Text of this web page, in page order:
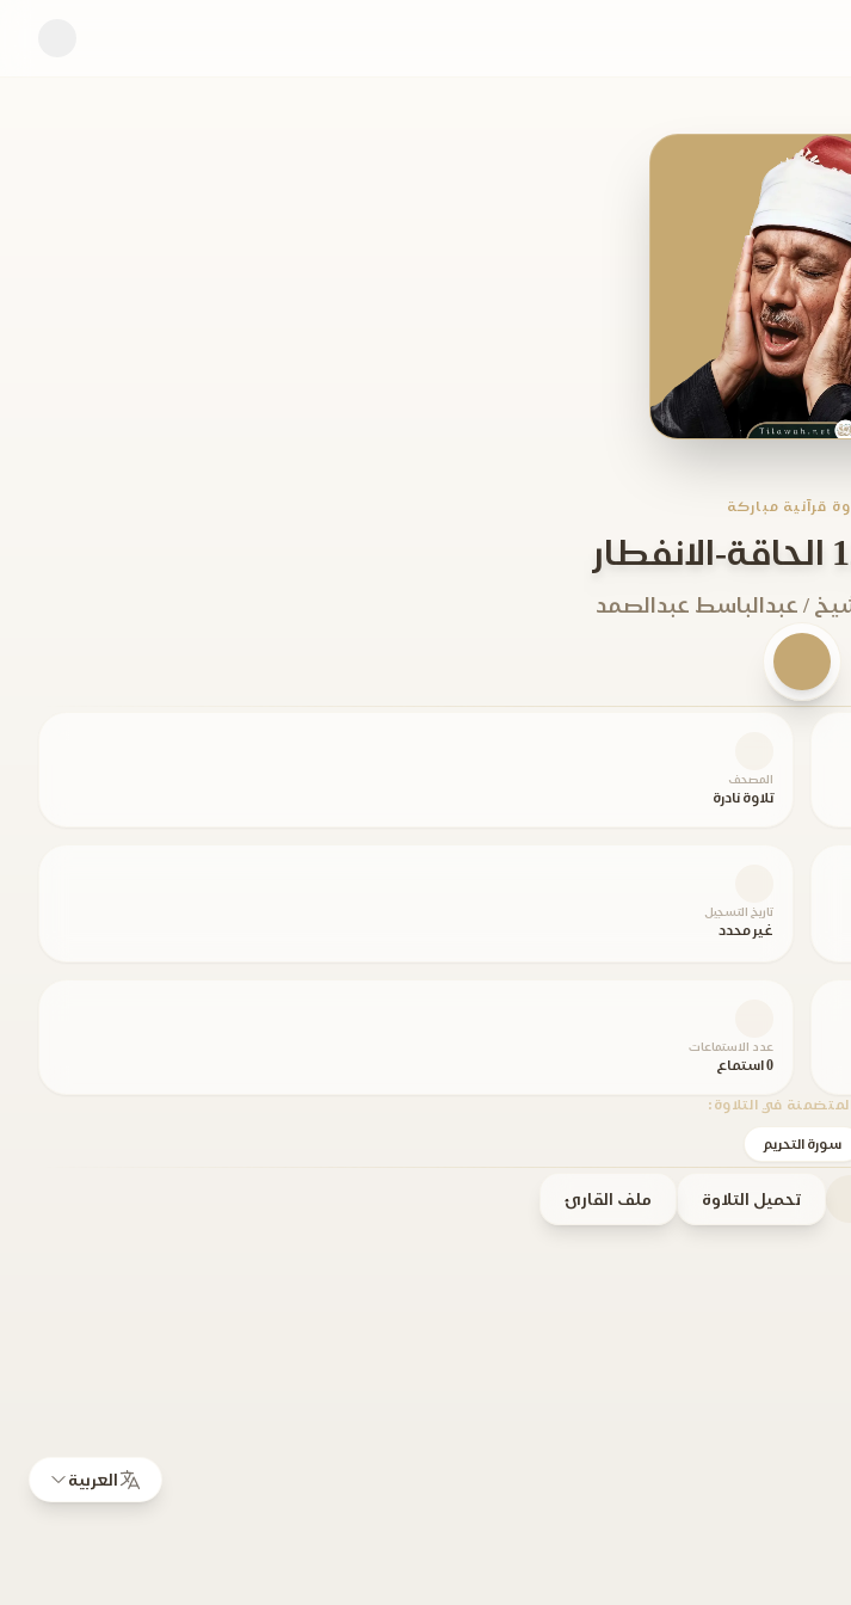
قرآنية مباركة
/ عبدالباسط عبدالصمد
المصحف
تلاوة نادرة
تاريخ التسجيل
غير محدد
عدد الاستماعات
0 استماع
في التلاوة:
سورة التحريم
تحميل التلاوة ملف القارئ
العربية